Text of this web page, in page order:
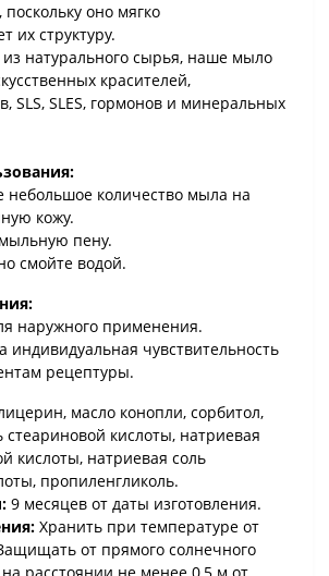
оно мягко
их структуру.
из натурального сырья, наше мыло
красителей,
SLS, SLES, гормонов и минеральных
небольшое количество мыла на
кожу.
пену.
смойте водой.
наружного применения.
индивидуальная чувствительность
рецептуры.
масло конопли, сорбитол,
стеариновой кислоты, натриевая
кислоты, натриевая соль
пропиленгликоль.
9 месяцев от даты изготовления.
Хранить при температуре от
от прямого солнечного